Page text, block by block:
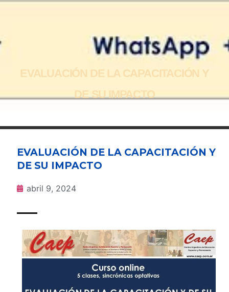
EVALUACIÓN DE LA CAPACITACIÓN Y
DE SU IMPACTO
EVALUACIÓN DE LA CAPACITACIÓN Y
DE SU IMPACTO
abril 9, 2024